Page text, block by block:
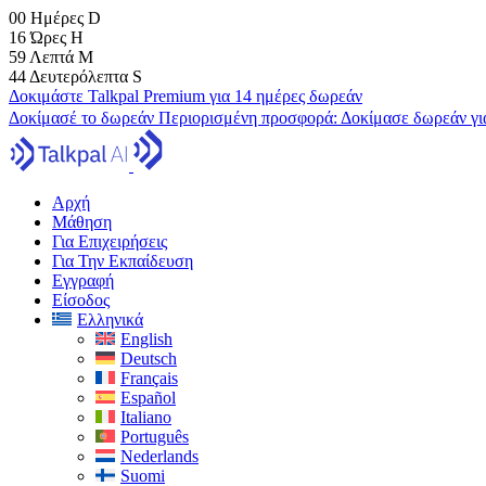
00 Ημέρες D
16 Ώρες H
59 Λεπτά M
43 Δευτερόλεπτα S
Δοκιμάστε Talkpal Premium για 14 ημέρες δωρεάν
Δοκίμασέ το δωρεάν Περιορισμένη προσφορά: Δοκίμασε δωρεάν
Αρχή
Μάθηση
Για Επιχειρήσεις
Για Την Εκπαίδευση
Εγγραφή
Είσοδος
Ελληνικά
English
Deutsch
Français
Español
Italiano
Português
Nederlands
Suomi